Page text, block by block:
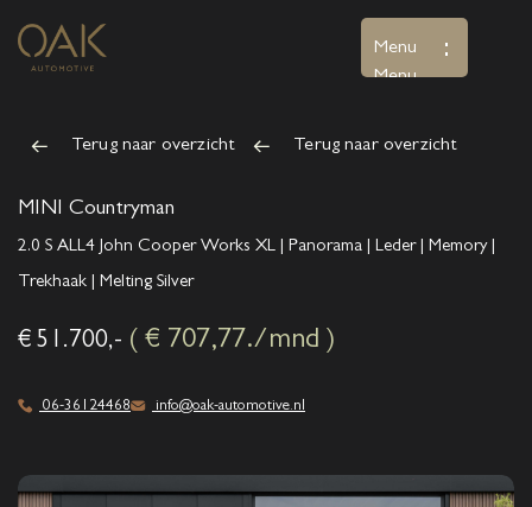
Menu
Menu
Aanbod
Contact
Terug naar overzicht Terug naar overzicht
MINI Countryman
2.0 S ALL4 John Cooper Works XL | Panorama | Leder | Memory |
Trekhaak | Melting Silver
06-36124468 info@oak-automotive.nl
€ 51.700,- ( € 707,77./mnd )